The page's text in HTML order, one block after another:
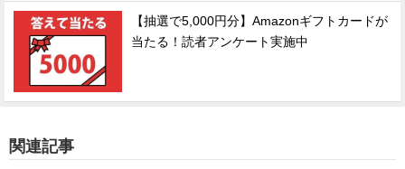
【抽選で5,000円分】Amazonギフトカードが
当たる！読者アンケート実施中
関連記事